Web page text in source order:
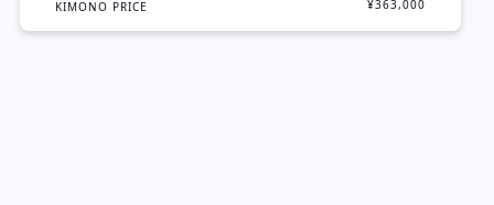
KIMONO PRICE
¥363,000